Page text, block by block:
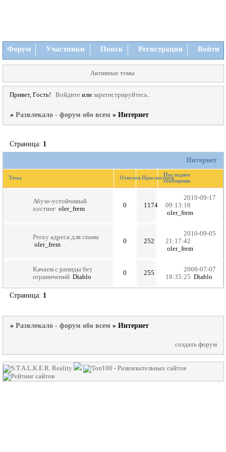
Форум Участники Поиск Регистрация Войти
Активные темы
Привет, Гость! Войдитеили зарегистрируйтесь.
» Развлекало - форум обо всем » Интернет
Интернет
Страница: 1
Тема ОтветовПросмотровПоследнее
сообщение
Абузо-устойчивый
хостинг oler_frem 0 1174
2010-09-17
09:13:18
oler_frem
Proxy адреса для спама
oler_frem
0 252
2010-09-05
21:17:42
oler_frem
Качаем с рапиды без
ограничений Diablo
0 255
2008-07-07
18:35:25 Diablo
Страница: 1
» Развлекало - форум обо всем » Интернет
создать форум